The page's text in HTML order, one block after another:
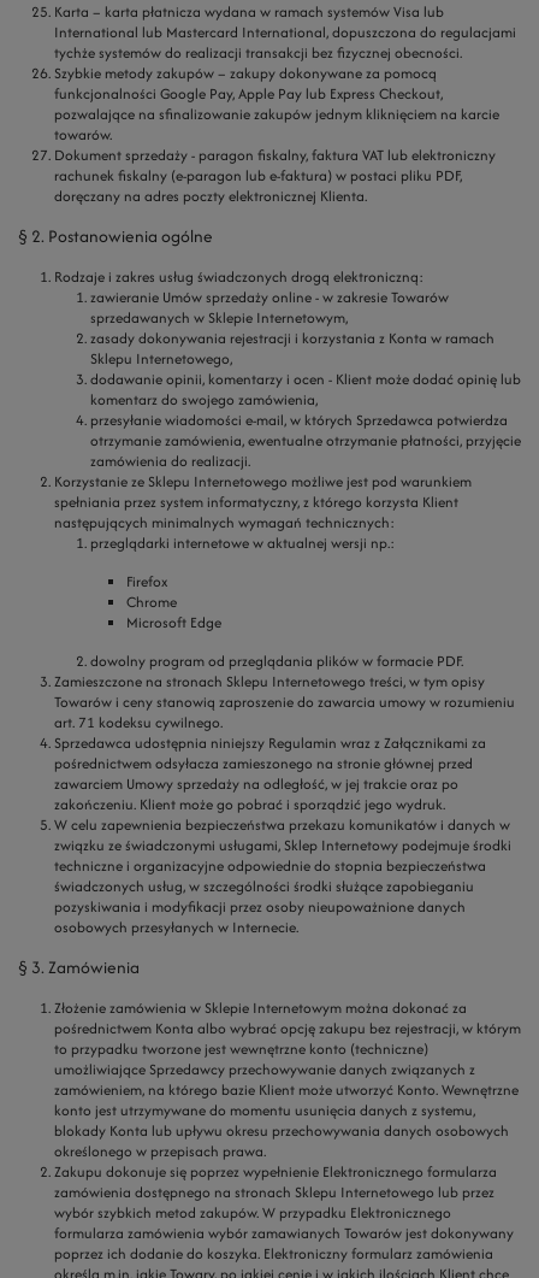
Karta – karta płatnicza wydana w ramach systemów Visa lub
International lub Mastercard International, dopuszczona do regulacjami
tychże systemów do realizacji transakcji bez fizycznej obecności.
Szybkie metody zakupów– zakupy dokonywane za pomocą
funkcjonalności Google Pay, Apple Pay lub Express Checkout,
pozwalające na sfinalizowanie zakupów jednym kliknięciem na karcie
towarów.
Dokument sprzedaży- paragon fiskalny, faktura VAT lub elektroniczny
rachunek fiskalny (e-paragon lub e-faktura) w postaci pliku PDF,
doręczany na adres poczty elektronicznej Klienta.
§ 2. Postanowienia ogólne
Rodzaje i zakres usług świadczonych drogą elektroniczną:
zawieranie Umów sprzedaży online - w zakresie Towarów
sprzedawanych w Sklepie Internetowym,
zasady dokonywania rejestracji i korzystania z Konta w ramach
Sklepu Internetowego,
dodawanie opinii, komentarzy i ocen - Klient może dodać opinię lub
komentarz do swojego zamówienia,
przesyłanie wiadomości e-mail, w których Sprzedawca potwierdza
otrzymanie zamówienia, ewentualne otrzymanie płatności, przyjęcie
zamówienia do realizacji.
Korzystanie ze Sklepu Internetowego możliwe jest pod warunkiem
spełniania przez system informatyczny, z którego korzysta Klient
następujących minimalnych wymagań technicznych:
przeglądarki internetowe w aktualnej wersji np.:
Firefox
Chrome
Microsoft Edge
dowolny program od przeglądania plików w formacie PDF.
Zamieszczone na stronach Sklepu Internetowego treści, w tym opisy
Towarów i ceny stanowią zaproszenie do zawarcia umowy w rozumieniu
art. 71 kodeksu cywilnego.
Sprzedawca udostępnia niniejszy Regulamin wraz z Załącznikami za
pośrednictwem odsyłacza zamieszonego na stronie głównej przed
zawarciem Umowy sprzedaży na odległość, w jej trakcie oraz po
zakończeniu. Klient może go pobrać i sporządzić jego wydruk.
W celu zapewnienia bezpieczeństwa przekazu komunikatów i danych w
związku ze świadczonymi usługami, Sklep Internetowy podejmuje środki
techniczne i organizacyjne odpowiednie do stopnia bezpieczeństwa
świadczonych usług, w szczególności środki służące zapobieganiu
pozyskiwania i modyfikacji przez osoby nieupoważnione danych
osobowych przesyłanych w Internecie.
§ 3. Zamówienia
Złożenie zamówienia w Sklepie Internetowym można dokonać za
pośrednictwem Konta albo wybrać opcję zakupu bez rejestracji, w którym
to przypadku tworzone jest wewnętrzne konto (techniczne)
umożliwiające Sprzedawcy przechowywanie danych związanych z
zamówieniem, na którego bazie Klient może utworzyć Konto. Wewnętrzne
konto jest utrzymywane do momentu usunięcia danych z systemu,
blokady Konta lub upływu okresu przechowywania danych osobowych
określonego w przepisach prawa.
Zakupu dokonuje się poprzez wypełnienie Elektronicznego formularza
zamówienia dostępnego na stronach Sklepu Internetowego lub przez
wybór szybkich metod zakupów. W przypadku Elektronicznego
formularza zamówienia wybór zamawianych Towarów jest dokonywany
poprzez ich dodanie do koszyka. Elektroniczny formularz zamówienia
określa m.in. jakie Towary, po jakiej cenie i w jakich ilościach Klient chce